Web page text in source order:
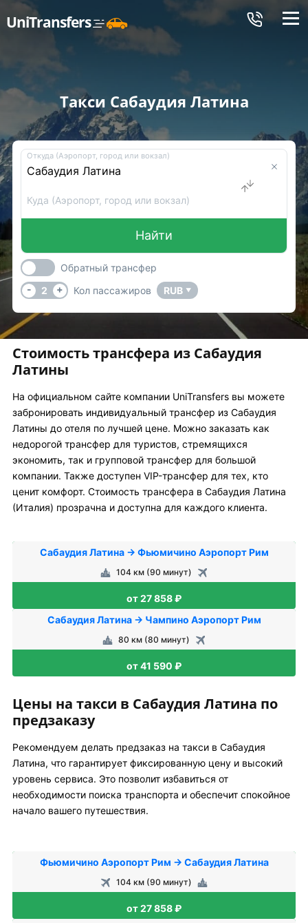
UniTransfers Меню
Такси Сабаудия Латина
Откуда (Аэропорт, город или вокзал)
Куда (Аэропорт, город или вокзал)
Найти
Обратный трансфер
-
2 + Кол пассажиров RUB ▼
Стоимость трансфера из Сабаудия
Латины
На официальном сайте компании UniTransfers вы можете
забронировать индивидуальный трансфер из Сабаудия
Латины до отеля по лучшей цене. Можно заказать как
недорогой трансфер для туристов, стремящихся
экономить, так и групповой трансфер для большой
компании. Также доступен VIP-трансфер для тех, кто
ценит комфорт. Стоимость трансфера в Сабаудия Латина
(Италия) прозрачна и доступна для каждого клиента.
Сабаудия Латина → Фьюмичино Аэропорт Рим
104 км (90 минут)
от 27 858 ₽
Сабаудия Латина → Чампино Аэропорт Рим
80 км (80 минут)
от 41 590 ₽
Цены на такси в Сабаудия Латина по
предзаказу
Рекомендуем делать предзаказ на такси в Сабаудия
Латина, что гарантирует фиксированную цену и высокий
уровень сервиса. Это позволит избавиться от
необходимости поиска транспорта и обеспечит спокойное
начало вашего путешествия.
Фьюмичино Аэропорт Рим → Сабаудия Латина
104 км (90 минут)
от 27 858 ₽